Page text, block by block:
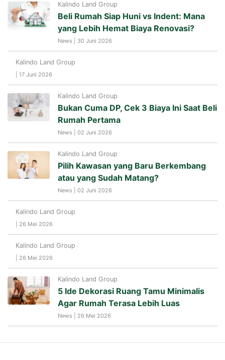
Kalindo Land Group
Beli Rumah Siap Huni vs Indent: Mana
yang Lebih Hemat Biaya Renovasi?
News | 30 Juni 2026
Kalindo Land Group
| 17 Juni 2026
Kalindo Land Group
Bukan Cuma DP, Cek 3 Biaya Ini Saat Beli
Rumah Pertama
News | 02 Juni 2026
Kalindo Land Group
Pilih Kawasan yang Baru Berkembang
atau yang Sudah Matang?
News | 02 Juni 2026
Kalindo Land Group
| 26 Mei 2026
Kalindo Land Group
| 26 Mei 2026
Kalindo Land Group
5 Ide Dekorasi Ruang Tamu Minimalis
Agar Rumah Terasa Lebih Luas
News | 26 Mei 2026